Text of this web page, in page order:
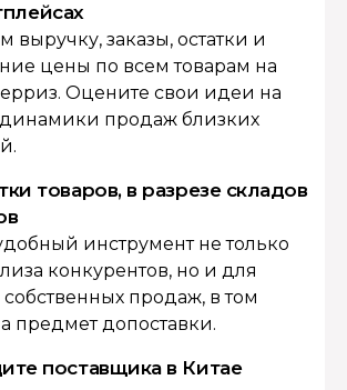
выручку, заказы, остатки и
цены по всем товарам на
Оцените свои идеи на
продаж близких
товаров, в разрезе складов
инструмент не только
конкурентов, но и для
продаж, в том
предмет допоставки.
поставщика в Китае